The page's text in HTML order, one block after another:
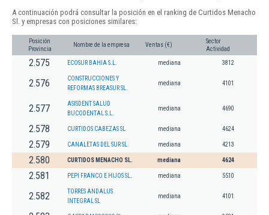
A continuación podrá consultar la posición en el ranking de Curtidos Menacho
Sl. y empresas con posiciones similares:
Posición
Provincia
Nombre de la empresa Ventas (€)
Sector
Actividad
2.575 ECOSUR BAHIA S.L. mediana 3812
2.576
CONSTRUCCIONES Y
REFORMAS BREASUR SL.
mediana 4101
2.577
ASISDENT SALUD
BUCODENTAL S.L.
mediana 4690
2.578 CURTIDOS CABEZAS SL mediana 4624
2.579 CANALETAS DEL SUR SL. mediana 4213
2.580 CURTIDOS MENACHO SL. mediana 4624
2.581 PEPI FRANCO E HIJOS SL. mediana 5510
2.582
TORRES ANDALUS
INTEGRAL SL
mediana 4101